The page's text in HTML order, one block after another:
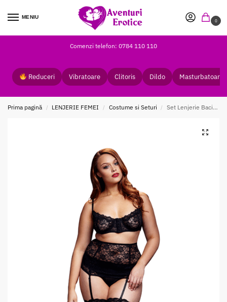
MENIU
0
Comenzi telefon: 0784 110 110
Reduceri Vibratoare Clitoris Dildo Masturbatoare
Prima pagină / LENJERIE FEMEI / Costume si Seturi / Set Lenjerie Baci 3pc Queen Size